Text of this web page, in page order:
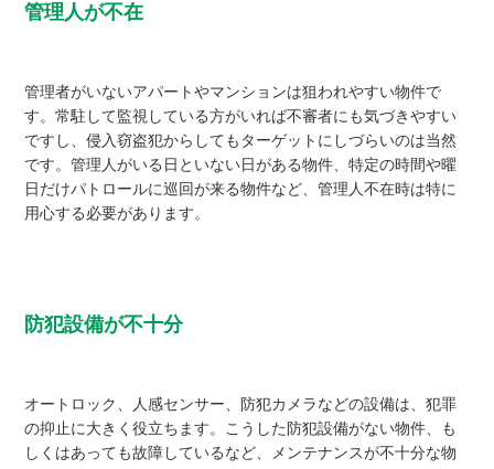
管理人が不在
管理者がいないアパートやマンションは狙われやすい物件で
す。常駐して監視している方がいれば不審者にも気づきやすい
ですし、侵入窃盗犯からしてもターゲットにしづらいのは当然
です。管理人がいる日といない日がある物件、特定の時間や曜
日だけパトロールに巡回が来る物件など、管理人不在時は特に
用心する必要があります。
防犯設備が不十分
オートロック、人感センサー、防犯カメラなどの設備は、犯罪
の抑止に大きく役立ちます。こうした防犯設備がない物件、も
しくはあっても故障しているなど、メンテナンスが不十分な物